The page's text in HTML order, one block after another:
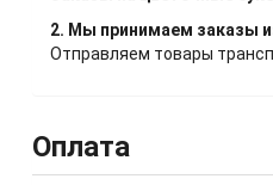
2. Мы принимаем заказы
Отправляем товары
Оплата